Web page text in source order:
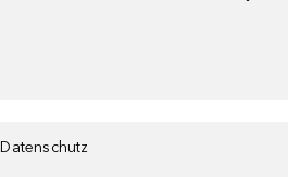
Datenschutz